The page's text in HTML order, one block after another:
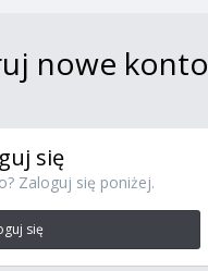
nowe konto
się
Zaloguj się poniżej.
się